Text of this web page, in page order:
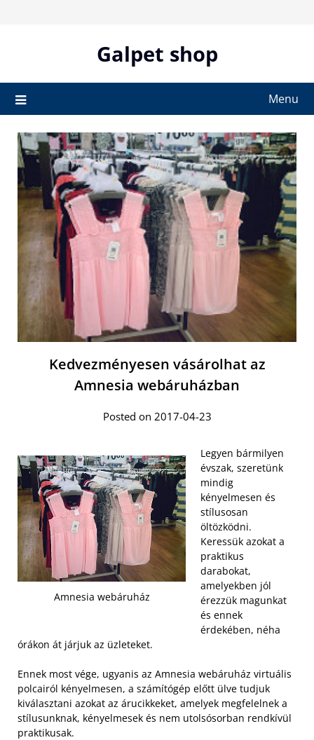
Galpet shop
Menu
Kedvezményesen vásárolhat az
Amnesia webáruházban
Posted on 2017-04-23
Amnesia webáruház
Legyen bármilyen
évszak, szeretünk
mindig
kényelmesen és
stílusosan
öltözködni.
Keressük azokat a
praktikus
darabokat,
amelyekben jól
érezzük magunkat
és ennek
érdekében, néha
órákon át járjuk az üzleteket.
Ennek most vége, ugyanis az Amnesia webáruház virtuális
polcairól kényelmesen, a számítógép előtt ülve tudjuk
kiválasztani azokat az árucikkeket, amelyek megfelelnek a
stílusunknak, kényelmesek és nem utolsósorban rendkívül
praktikusak.